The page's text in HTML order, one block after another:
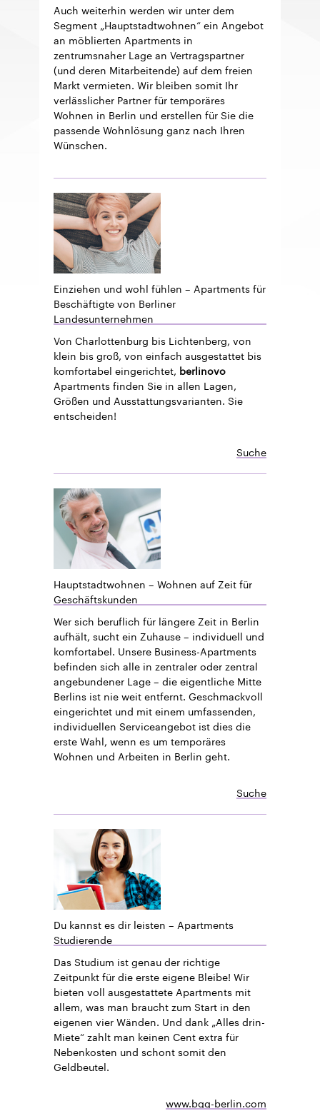
Auch weiterhin werden wir unter dem
Segment „Hauptstadtwohnen“ ein Angebot
an möblierten Apartments in
zentrumsnaher Lage an Vertragspartner
(und deren Mitarbeitende) auf dem freien
Markt vermieten. Wir bleiben somit Ihr
verlässlicher Partner für temporäres
Wohnen in Berlin und erstellen für Sie die
passende Wohnlösung ganz nach Ihren
Wünschen.
Einziehen und wohl fühlen – Apartments für
Beschäftigte von Berliner
Landesunternehmen
Von Charlottenburg bis Lichtenberg, von
klein bis groß, von einfach ausgestattet bis
komfortabel eingerichtet, berlinovo
Apartments finden Sie in allen Lagen,
Größen und Ausstattungsvarianten. Sie
entscheiden!
Suche
Hauptstadtwohnen – Wohnen auf Zeit für
Geschäftskunden
Wer sich beruflich für längere Zeit in Berlin
aufhält, sucht ein Zuhause – individuell und
komfortabel. Unsere Business-Apartments
befinden sich alle in zentraler oder zentral
angebundener Lage – die eigentliche Mitte
Berlins ist nie weit entfernt. Geschmackvoll
eingerichtet und mit einem umfassenden,
individuellen Serviceangebot ist dies die
erste Wahl, wenn es um temporäres
Wohnen und Arbeiten in Berlin geht.
Suche
Du kannst es dir leisten – Apartments
Studierende
Das Studium ist genau der richtige
Zeitpunkt für die erste eigene Bleibe! Wir
bieten voll ausgestattete Apartments mit
allem, was man braucht zum Start in den
eigenen vier Wänden. Und dank „Alles drin-
Miete“ zahlt man keinen Cent extra für
Nebenkosten und schont somit den
Geldbeutel.
www.bgg-berlin.com